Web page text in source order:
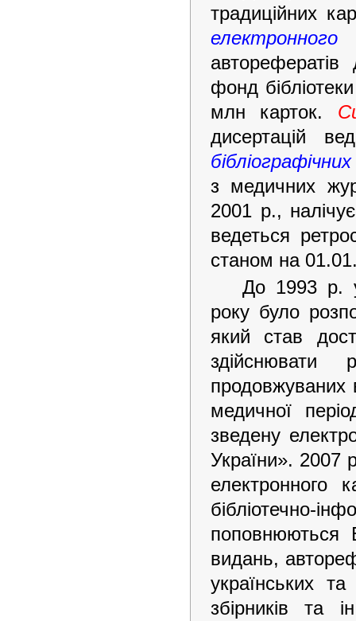
традиційних
електронного
фонд
млн карток.
дисертацій
з медичних
2001 р.,
ведеться
станом на
До 1993 р.
року було
який став
здійснювати
продовжуваних
медичної
зведену
України». 2007
електронного
бібліотечно-
поповнюються
видань,
українських
збірників та